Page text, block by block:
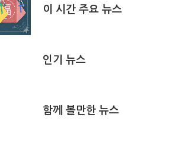
이 시간 주요 뉴스
인기 뉴스
함께 볼만한 뉴스